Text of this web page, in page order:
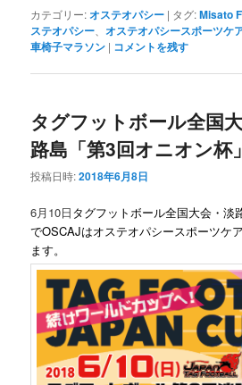
カテゴリー:オステオパシー | タグ:Misato
ステオパシー 、オステオパシースポーツケ
車椅子マラソン | コメントを残す
タグフットボール全国
路島「第3回オニオン杯」
投稿日時:2018年6月8日
6月10日タグフットボール全国大会・淡
でOSCAJはオステオパシースポーツケ
ます。